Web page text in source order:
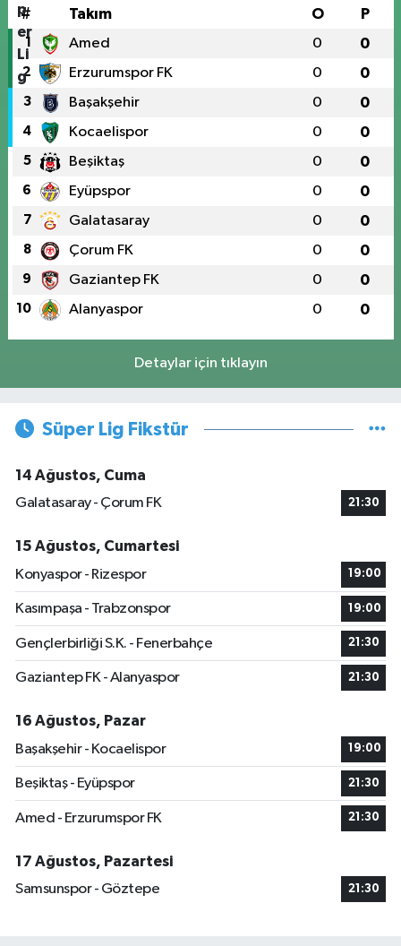
# Takım O P
1 Amed 0 0
2 Erzurumspor FK 0 0
3 Başakşehir 0 0
4 Kocaelispor 0 0
5 Beşiktaş 0 0
6 Eyüpspor 0 0
7 Galatasaray 0 0
8 Çorum FK 0 0
9 Gaziantep FK 0 0
10 Alanyaspor 0 0
Detaylar için tıklayın
Süper Lig Fikstür
14 Ağustos, Cuma
Galatasaray - Çorum FK
21:30
15 Ağustos, Cumartesi
Konyaspor - Rizespor
19:00
Kasımpaşa - Trabzonspor 19:00
Gençlerbirliği S.K. - Fenerbahçe 21:30
Gaziantep FK - Alanyaspor 21:30
16 Ağustos, Pazar
Başakşehir - Kocaelispor
19:00
Beşiktaş - Eyüpspor 21:30
Amed - Erzurumspor FK 21:30
17 Ağustos, Pazartesi
Samsunspor - Göztepe
21:30